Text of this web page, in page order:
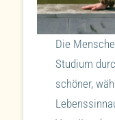
Die
Studium
schöner,